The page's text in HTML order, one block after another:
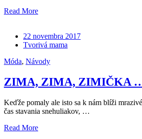
Read More
22 novembra 2017
Tvorivá mama
Móda, Návody
ZIMA, ZIMA, ZIMIČKA
Keďže pomaly ale isto sa k nám blíži
čas stavania snehuliakov, …
Read More